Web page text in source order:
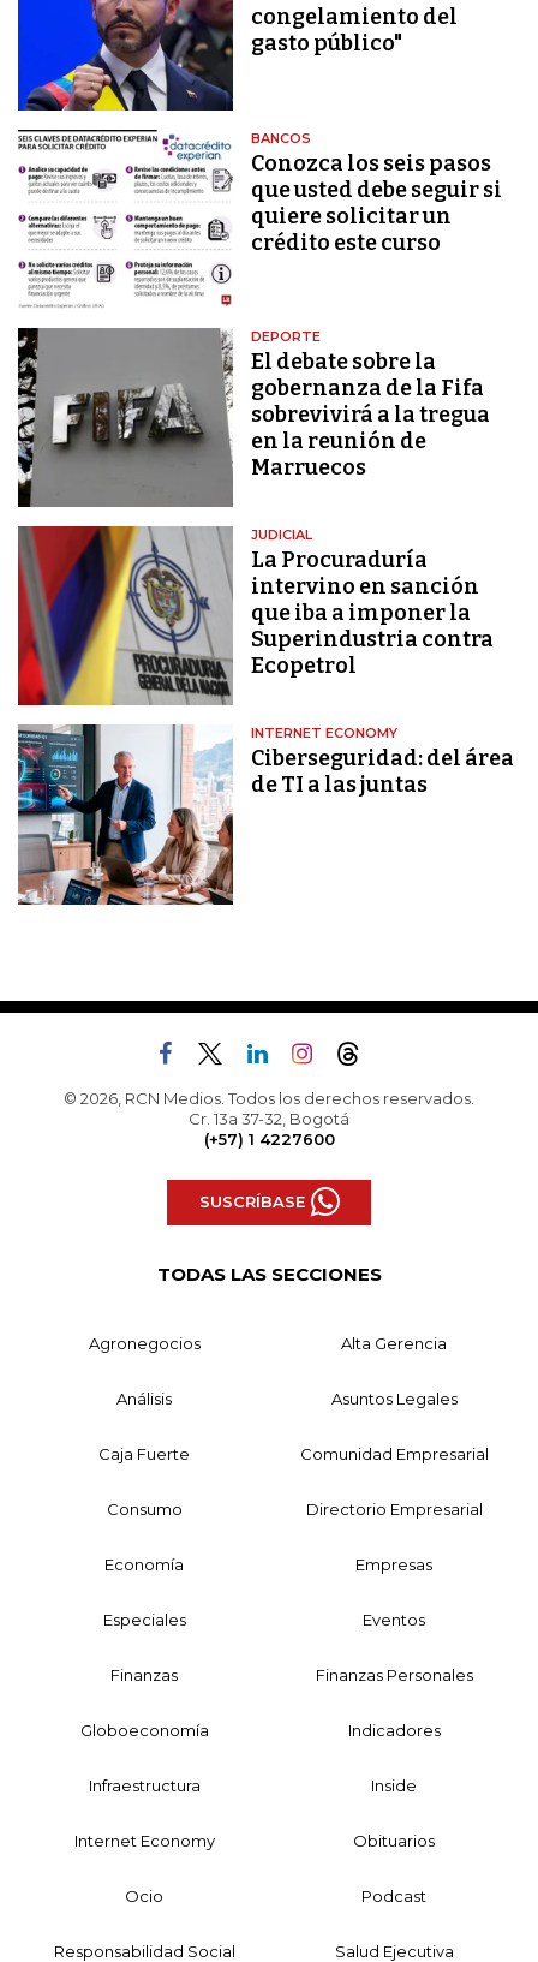
congelamiento del
gasto público"
BANCOS
Conozca los seis pasos
que usted debe seguir si
quiere solicitar un
crédito este curso
DEPORTE
El debate sobre la
gobernanza de la Fifa
sobrevivirá a la tregua
en la reunión de
Marruecos
JUDICIAL
La Procuraduría
intervino en sanción
que iba a imponer la
Superindustria contra
Ecopetrol
INTERNET ECONOMY
Ciberseguridad: del área
de TI a las juntas
© 2026, RCN Medios. Todos los derechos reservados.
Cr. 13a 37-32, Bogotá
(+57) 1 4227600
SUSCRÍBASE
TODAS LAS SECCIONES
Agronegocios Alta Gerencia
Análisis Asuntos Legales
Caja Fuerte Comunidad Empresarial
Consumo Directorio Empresarial
Economía Empresas
Especiales Eventos
Finanzas Finanzas Personales
Globoeconomía Indicadores
Infraestructura Inside
Internet Economy Obituarios
Ocio Podcast
Responsabilidad Social Salud Ejecutiva